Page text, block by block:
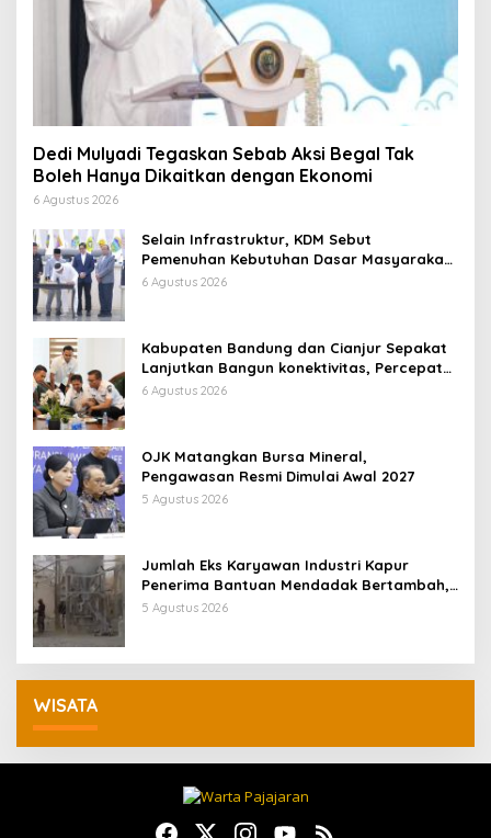
Dedi Mulyadi Tegaskan Sebab Aksi Begal Tak
Boleh Hanya Dikaitkan dengan Ekonomi
6 Agustus 2026
Selain Infrastruktur, KDM Sebut
Pemenuhan Kebutuhan Dasar Masyarakat
Jadi Fokus APBD Jabar 2027
6 Agustus 2026
Kabupaten Bandung dan Cianjur Sepakat
Lanjutkan Bangun konektivitas, Percepat
Pertumbuhan Ekonomi Daerah
6 Agustus 2026
OJK Matangkan Bursa Mineral,
Pengawasan Resmi Dimulai Awal 2027
5 Agustus 2026
Jumlah Eks Karyawan Industri Kapur
Penerima Bantuan Mendadak Bertambah,
KDM: Kita Identifikasi
5 Agustus 2026
WISATA